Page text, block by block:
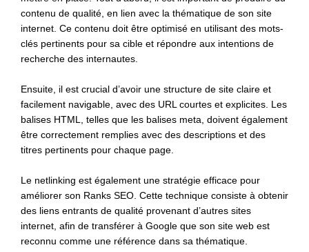
contenu de qualité, en lien avec la thématique de son site
internet. Ce contenu doit être optimisé en utilisant des mots-
clés pertinents pour sa cible et répondre aux intentions de
recherche des internautes.
Ensuite, il est crucial d’avoir une structure de site claire et
facilement navigable, avec des URL courtes et explicites. Les
balises HTML, telles que les balises meta, doivent également
être correctement remplies avec des descriptions et des
titres pertinents pour chaque page.
Le netlinking est également une stratégie efficace pour
améliorer son Ranks SEO. Cette technique consiste à obtenir
des liens entrants de qualité provenant d’autres sites
internet, afin de transférer à Google que son site web est
reconnu comme une référence dans sa thématique.